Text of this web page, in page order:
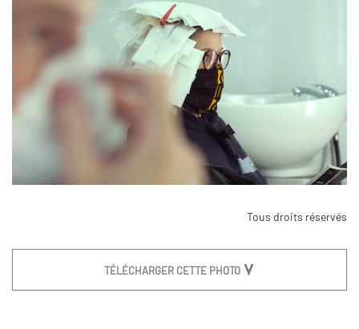
Tous droits réservés
TÉLÉCHARGER CETTE PHOTO